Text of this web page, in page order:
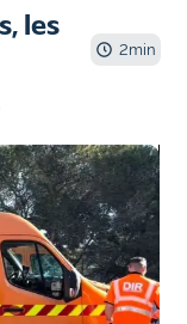
les
2min